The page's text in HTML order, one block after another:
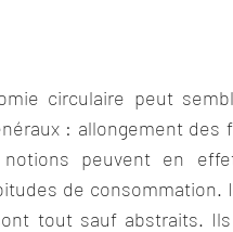
circulaire peut
: allongement
peuvent en
de consommation.
tout sauf abstraits.